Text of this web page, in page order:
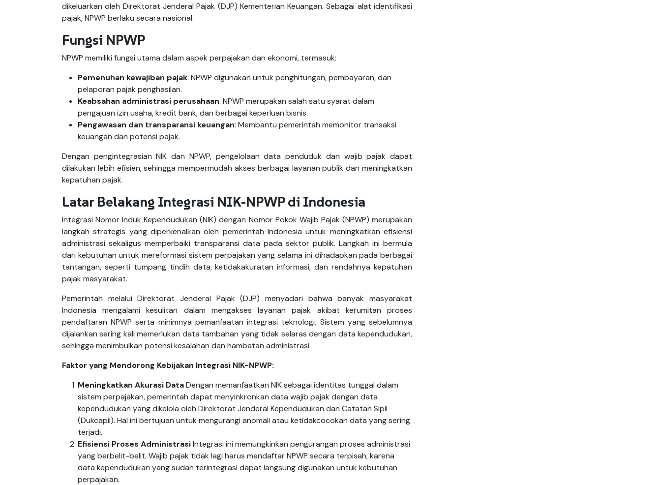
dikeluarkan oleh Direktorat Jenderal Pajak (DJP) Kementerian Keuangan. Sebagai alat identifikasi
pajak, NPWP berlaku secara nasional.
Fungsi NPWP
NPWP memiliki fungsi utama dalam aspek perpajakan dan ekonomi, termasuk:
Pemenuhan kewajiban pajak: NPWP digunakan untuk penghitungan, pembayaran, dan
pelaporan pajak penghasilan.
Keabsahan administrasi perusahaan: NPWP merupakan salah satu syarat dalam
pengajuan izin usaha, kredit bank, dan berbagai keperluan bisnis.
Pengawasan dan transparansi keuangan: Membantu pemerintah memonitor transaksi
keuangan dan potensi pajak.
Dengan pengintegrasian NIK dan NPWP, pengelolaan data penduduk dan wajib pajak dapat
dilakukan lebih efisien, sehingga mempermudah akses berbagai layanan publik dan meningkatkan
kepatuhan pajak.
Latar Belakang Integrasi NIK-NPWP di Indonesia
Integrasi Nomor Induk Kependudukan (NIK) dengan Nomor Pokok Wajib Pajak (NPWP) merupakan
langkah strategis yang diperkenalkan oleh pemerintah Indonesia untuk meningkatkan efisiensi
administrasi sekaligus memperbaiki transparansi data pada sektor publik. Langkah ini bermula
dari kebutuhan untuk mereformasi sistem perpajakan yang selama ini dihadapkan pada berbagai
tantangan, seperti tumpang tindih data, ketidakakuratan informasi, dan rendahnya kepatuhan
pajak masyarakat.
Pemerintah melalui Direktorat Jenderal Pajak (DJP) menyadari bahwa banyak masyarakat
Indonesia mengalami kesulitan dalam mengakses layanan pajak akibat kerumitan proses
pendaftaran NPWP serta minimnya pemanfaatan integrasi teknologi. Sistem yang sebelumnya
dijalankan sering kali memerlukan data tambahan yang tidak selaras dengan data kependudukan,
sehingga menimbulkan potensi kesalahan dan hambatan administrasi.
Faktor yang Mendorong Kebijakan Integrasi NIK-NPWP:
Meningkatkan Akurasi DataDengan memanfaatkan NIK sebagai identitas tunggal dalam
sistem perpajakan, pemerintah dapat menyinkronkan data wajib pajak dengan data
kependudukan yang dikelola oleh Direktorat Jenderal Kependudukan dan Catatan Sipil
(Dukcapil). Hal ini bertujuan untuk mengurangi anomali atau ketidakcocokan data yang sering
terjadi.
Efisiensi Proses AdministrasiIntegrasi ini memungkinkan pengurangan proses administrasi
yang berbelit-belit. Wajib pajak tidak lagi harus mendaftar NPWP secara terpisah, karena
data kependudukan yang sudah terintegrasi dapat langsung digunakan untuk kebutuhan
perpajakan.